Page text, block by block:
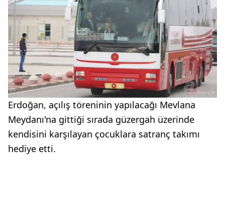
Erdoğan, açılış töreninin yapılacağı Mevlana
Meydanı'na gittiği sırada güzergah üzerinde
kendisini karşılayan çocuklara satranç takımı
hediye etti.